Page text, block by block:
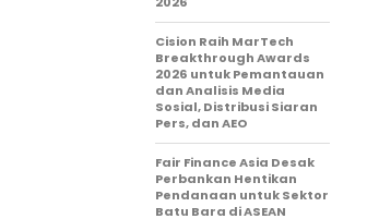
Cision Raih MarTech
Breakthrough Awards
2026 untuk Pemantauan
dan Analisis Media
Sosial, Distribusi Siaran
Pers, dan AEO
Fair Finance Asia Desak
Perbankan Hentikan
Pendanaan untuk Sektor
Batu Bara di ASEAN